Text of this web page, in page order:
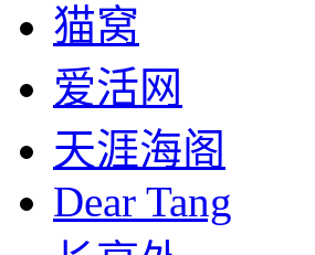
猫窝
爱活网
天涯海阁
Dear Tang